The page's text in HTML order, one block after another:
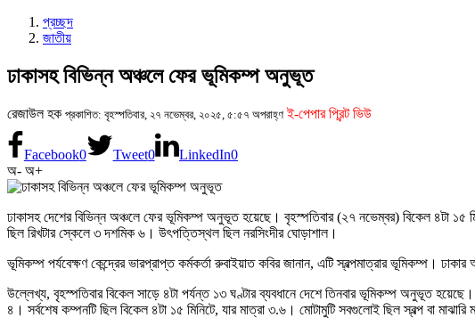
প্রচ্ছদ
জাতীয়
ঢাকাসহ বিভিন্ন অঞ্চলে ফের ভূমিকম্প অনুভূত
রেজাউল হক প্রকাশিত: বৃহস্পতিবার, ২৭ নভেম্বর, ২০২৫, ৫:৫৭ অপরাহ্ণ ই-পেপার প্রিন্ট ভিউ
Facebook0 Tweet0 LinkedIn0
অ- অ+
ঢাকাসহ দেশের বিভিন্ন অঞ্চলে ফের ভূমিকম্প অনুভূত হয়েছে। বৃহস্পতিবার (২৭ নভেম্বর) বিকেল ৪টা ১৫
ছিল রিখটার স্কেলে ৩ দশমিক ৬। উৎপত্তিস্থল ছিল নরসিংদীর ঘোড়াশাল।
ভূমিকম্প পর্যবেক্ষণ কেন্দ্রের ভারপ্রাপ্ত কর্মকর্তা রুবাইয়াত কবির জানান, এটি স্বল্পমাত্রার ভূমিকম্প।
উল্লেখ্য, বৃহস্পতিবার বিকেল সাড়ে ৪টা পর্যন্ত ১৩ ঘণ্টার ব্যবধানে দেশে তিনবার ভূমিকম্প অনুভূত
৪। সর্বশেষ কম্পনটি ছিল বিকেল ৪টা ১৫ মিনিটে, যার মাত্রা ৩.৬। মোটামুটি সবগুলোই ছিল স্বল্প বা মাঝারি